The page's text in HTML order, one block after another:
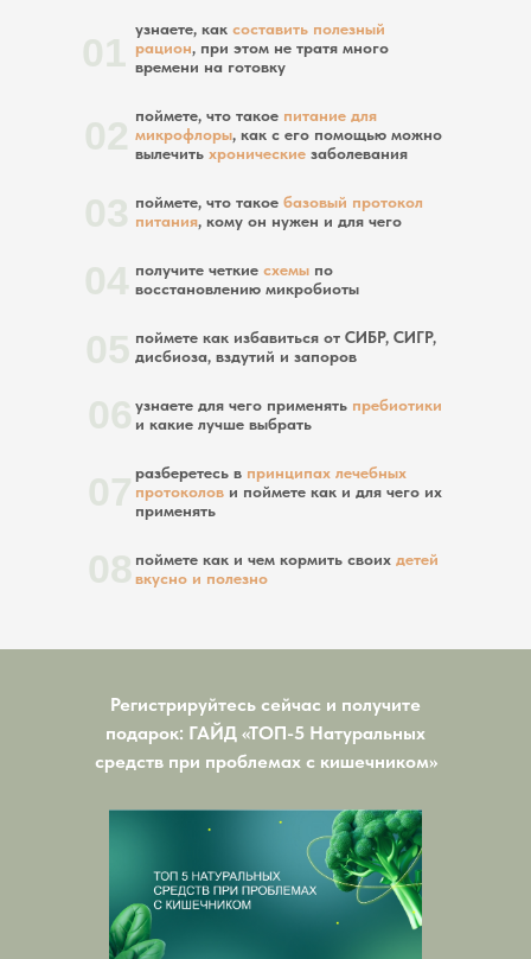
01
узнаете, как составить полезный
рацион, при этом не тратя много
времени на готовку
02
03
05
04
поймете, что такое питание для
микрофлоры, как с его помощью можно
вылечить хронические заболевания
поймете, что такое базовый протокол
питания, кому он нужен и для чего
узнаете для чего применять пребиотики
и какие лучше выбрать
06
получите четкие схемы по
восстановлению микробиоты
07
08
поймете как избавиться от СИБР, СИГР,
дисбиоза, вздутий и запоров
поймете как и чем кормить своих детей
вкусно и полезно
разберетесь в принципах лечебных
протоколов и поймете как и для чего их
применять
Регистрируйтесь сейчас и получите
подарок: ГАЙД «ТОП-5 Натуральных
средств при проблемах с кишечником»